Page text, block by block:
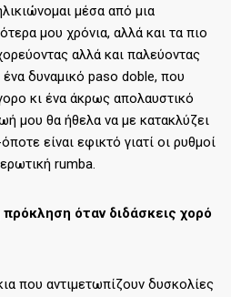
μέσα από μια
μου χρόνια, αλλά και τα πιο
αλλά και παλεύοντας
δυναμικό paso doble, που
κι ένα άκρως απολαυστικό
μου θα ήθελα να με κατακλύζει
είναι εφικτό γιατί οι ρυθμοί
rumba.
πρόκληση όταν διδάσκεις χορό
που αντιμετωπίζουν δυσκολίες